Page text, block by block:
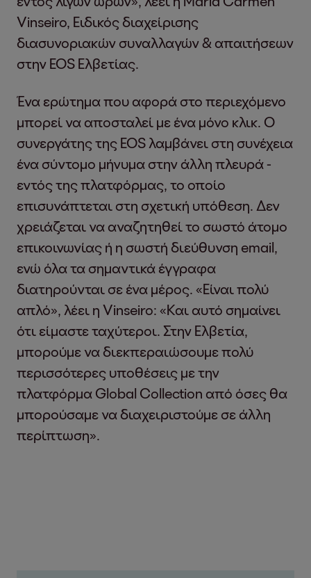
Vinseiro, Ειδικός διαχείρισης
διασυνοριακών συναλλαγών & απαιτήσεων
στην EOS Ελβετίας.
Ένα ερώτημα που αφορά στο περιεχόμενο
μπορεί να αποσταλεί με ένα μόνο κλικ. Ο
συνεργάτης της EOS λαμβάνει στη συνέχεια
ένα σύντομο μήνυμα στην άλλη πλευρά -
εντός της πλατφόρμας, το οποίο
επισυνάπτεται στη σχετική υπόθεση. Δεν
χρειάζεται να αναζητηθεί το σωστό άτομο
επικοινωνίας ή η σωστή διεύθυνση email,
ενώ όλα τα σημαντικά έγγραφα
διατηρούνται σε ένα μέρος. «Είναι πολύ
απλό», λέει η Vinseiro: «Και αυτό σημαίνει
ότι είμαστε ταχύτεροι. Στην Ελβετία,
μπορούμε να διεκπεραιώσουμε πολύ
περισσότερες υποθέσεις με την
πλατφόρμα Global Collection από όσες θα
μπορούσαμε να διαχειριστούμε σε άλλη
περίπτωση».